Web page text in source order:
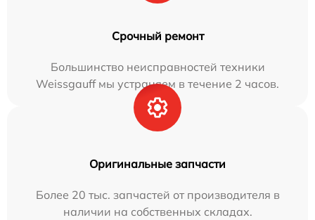
Срочный ремонт
Большинство неисправностей техники
Weissgauff мы устраняем в течение 2 часов.
Оригинальные запчасти
Более 20 тыс. запчастей от производителя в
наличии на собственных складах.